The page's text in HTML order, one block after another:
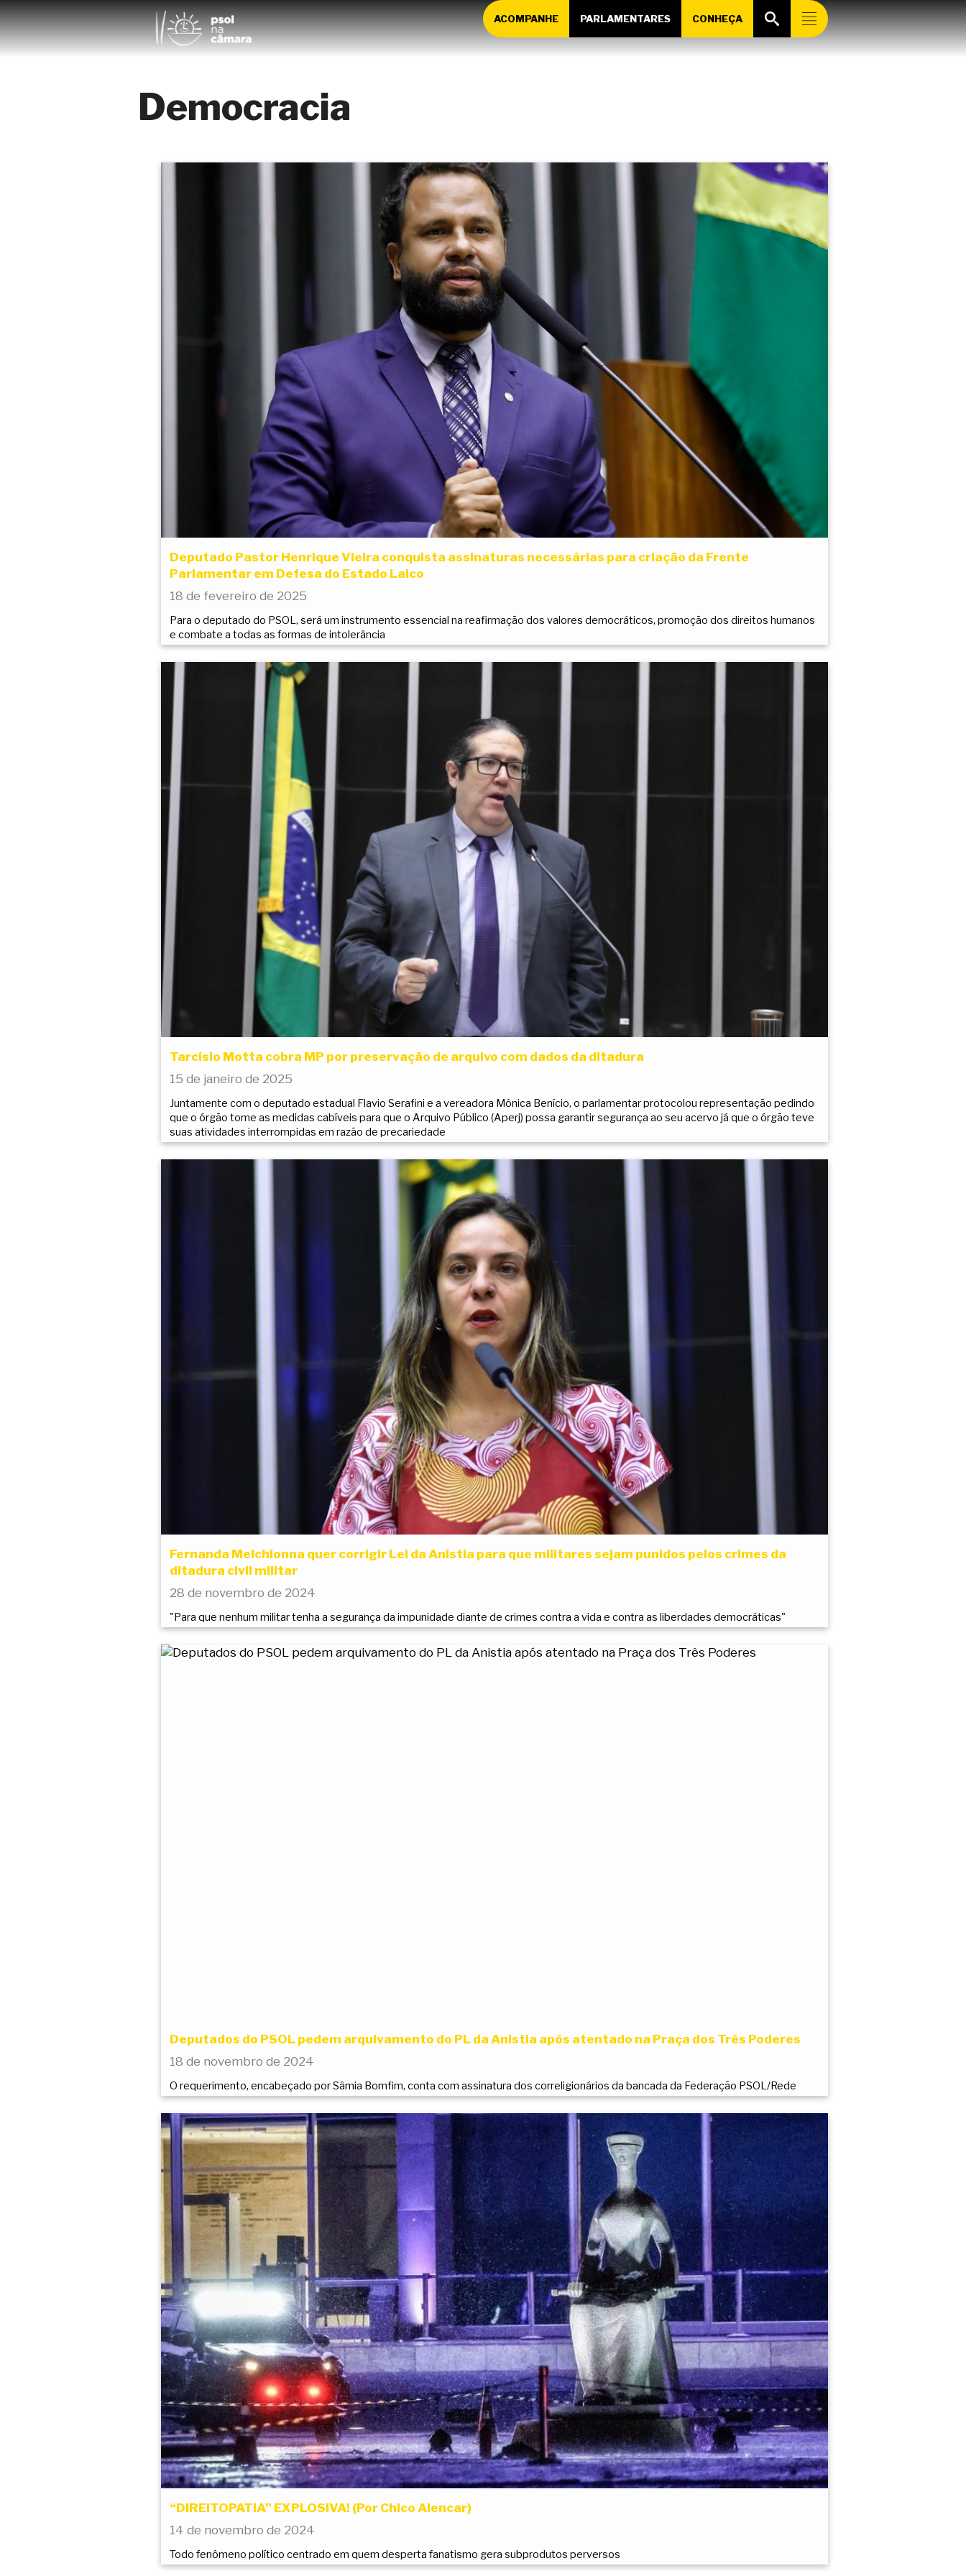
ACOMPANHE PARLAMENTARES CONHEÇA
Democracia
Deputado Pastor Henrique Vieira conquista assinaturas necessárias para criação da Frente
Parlamentar em Defesa do Estado Laico
18 de fevereiro de 2025
Para o deputado do PSOL, será um instrumento essencial na reafirmação dos valores democráticos, promoção dos direitos humanos
e combate a todas as formas de intolerância
Tarcísio Motta cobra MP por preservação de arquivo com dados da ditadura
15 de janeiro de 2025
Juntamente com o deputado estadual Flavio Serafini e a vereadora Mônica Benício, o parlamentar protocolou representação pedindo
que o órgão tome as medidas cabíveis para que o Arquivo Público (Aperj) possa garantir segurança ao seu acervo já que o órgão teve
suas atividades interrompidas em razão de precariedade
Fernanda Melchionna quer corrigir Lei da Anistia para que militares sejam punidos pelos crimes da
ditadura civil militar
28 de novembro de 2024
"Para que nenhum militar tenha a segurança da impunidade diante de crimes contra a vida e contra as liberdades democráticas"
Deputados do PSOL pedem arquivamento do PL da Anistia após atentado na Praça dos Três Poderes
18 de novembro de 2024
O requerimento, encabeçado por Sâmia Bomfim, conta com assinatura dos correligionários da bancada da Federação PSOL/Rede
“DIREITOPATIA” EXPLOSIVA! (Por Chico Alencar)
14 de novembro de 2024
Todo fenômeno político centrado em quem desperta fanatismo gera subprodutos perversos